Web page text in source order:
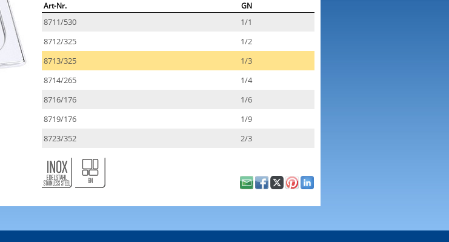
Art-Nr. GN
8711/530
1/1
8712/325
1/2
8713/325
1/3
8714/265
1/4
8716/176
1/6
8719/176
1/9
8723/352
2/3